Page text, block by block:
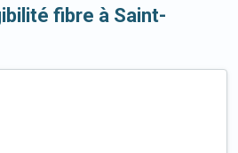
fibre à Saint-